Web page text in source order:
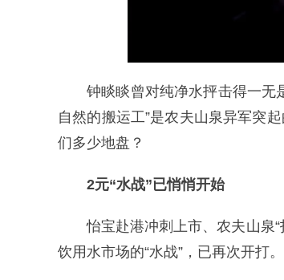
钟睒睒曾对纯净水抨击得一无
自然的搬运工”是农夫山泉异军突
们多少地盘？
2元“水战”已悄悄开始
怡宝赴港冲刺上市、农夫山泉
饮用水市场的“水战”，已再次开打。